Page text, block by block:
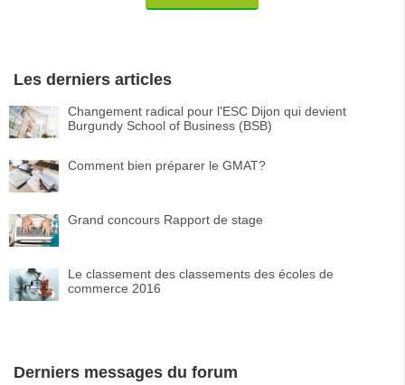
Les derniers articles
Changement radical pour l'ESC Dijon qui devient
Burgundy School of Business (BSB)
Comment bien préparer le GMAT?
Grand concours Rapport de stage
Le classement des classements des écoles de
commerce 2016
Derniers messages du forum